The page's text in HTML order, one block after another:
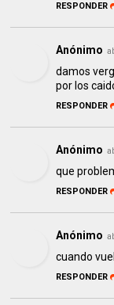
RESPONDER
Anónimo
damos
por los
RESPONDER
Anónimo
que
RESPONDER
Anónimo
cuando
RESPONDER